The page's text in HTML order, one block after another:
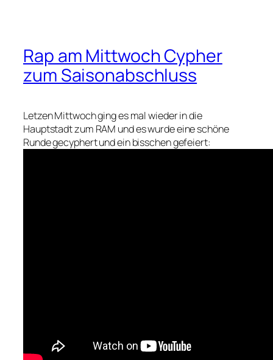
Rap am Mittwoch Cypher
zum Saisonabschluss
Letzen Mittwoch ging es mal wieder in die
Hauptstadt zum RAM und es wurde eine schöne
Runde gecyphert und ein bisschen gefeiert: